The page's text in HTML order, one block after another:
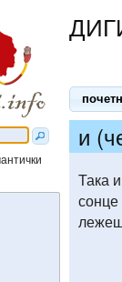
и
Така
сонце